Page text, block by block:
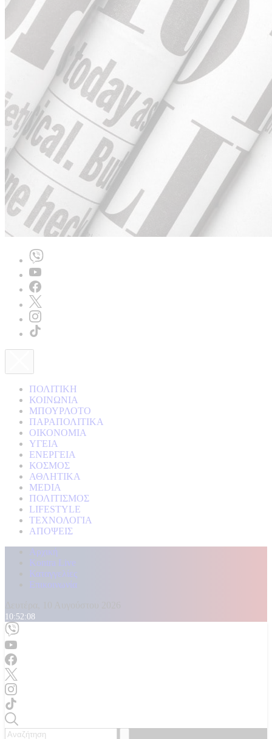
ΠΟΛΙΤΙΚΗ
ΚΟΙΝΩΝΙΑ
ΜΠΟΥΡΛΟΤΟ
ΠΑΡΑΠΟΛΙΤΙΚΑ
ΟΙΚΟΝΟΜΙΑ
ΥΓΕΙΑ
ΕΝΕΡΓΕΙΑ
ΚΟΣΜΟΣ
ΑΘΛΗΤΙΚΑ
MEDIA
ΠΟΛΙΤΙΣΜΟΣ
LIFESTYLE
ΤΕΧΝΟΛΟΓΙΑ
ΑΠΟΨΕΙΣ
Αρχική
Kontra Live
Καταγγελίες
Επικοινωνία
10:52:10